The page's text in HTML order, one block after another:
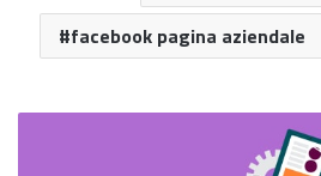
facebook pagina aziendale